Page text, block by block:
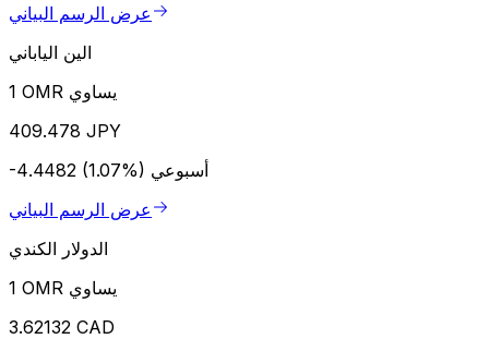
عرض الرسم البياني
الين الياباني
1 OMR يساوي
409.478 JPY
-4.4482 (1.07%) أسبوعي
عرض الرسم البياني
الدولار الكندي
1 OMR يساوي
3.62132 CAD